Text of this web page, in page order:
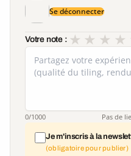
Se déconnecter
Votre note : ★
★
★
★
0/1000 Pas de
Je m'inscris à la
(obligatoire pour publier)